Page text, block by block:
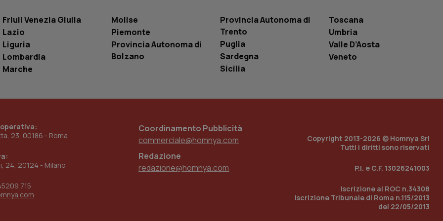
Friuli Venezia Giulia
Lazio
Liguria
Lombardia
Marche
Molise
Piemonte
Provincia Autonoma di
Bolzano
Provincia Autonoma di
Trento
Puglia
Sardegna
Sicilia
Toscana
Umbria
Valle D’Aosta
Veneto
23, 00186 - Roma
24, 20124 - Milano
715
Coordinamento Pubblicità
commerciale@homnya.com
Redazione
redazione@homnya.com
Copyright 2013-2026 © Homnya Srl
Tutti i diritti sono riservati
P.I. e C.F. 13026241003
Iscrizione al ROC n.34308
Iscrizione Tribunale di Roma n.115/2013
del 22/05/2013
www.quotidianosanita.it
Questo cookie è impostato dall'applicazione per abilitare il
sistema di tracking solo in caso di utenti loggato con identity
provider WelfareLink.